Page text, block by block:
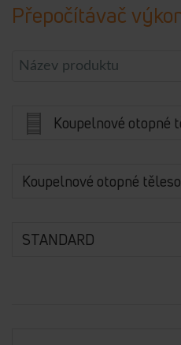
Přepočítávač
Koupelnové otopné
Koupelnové otopné těleso
STANDARD